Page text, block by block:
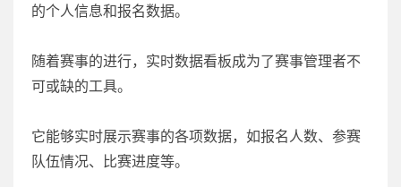
的个人信息和报名数据。
随着赛事的进行，实时数据看板成为了赛事管理者不
可或缺的工具。
它能够实时展示赛事的各项数据，如报名人数、参赛
队伍情况、比赛进度等。